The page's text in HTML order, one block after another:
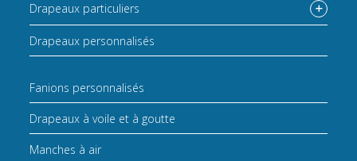
Drapeaux particuliers
Drapeaux personnalisés
Fanions personnalisés
Drapeaux à voile et à goutte
Manches à air